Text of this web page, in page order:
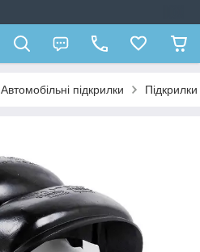
Автомобільні підкрилки